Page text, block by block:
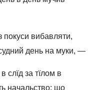
покуси вибавляти,
день на муки, —
слїд за тїлом в
начальство; що